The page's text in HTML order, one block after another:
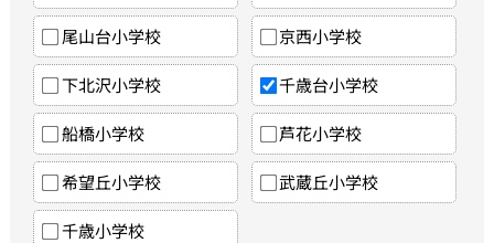
尾山台小学校 京西小学校
下北沢小学校 千歳台小学校
船橋小学校 芦花小学校
希望丘小学校 武蔵丘小学校
千歳小学校